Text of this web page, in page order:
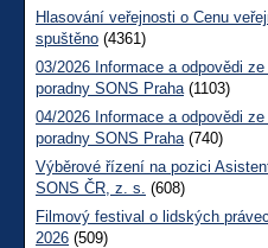
Hlasování veřejnosti o Cenu
spuštěno (4361)
03/2026 Informace a odpovědi
poradny SONS Praha (1103)
04/2026 Informace a odpovědi
poradny SONS Praha (740)
Výběrové řízení na pozici
SONS ČR, z. s. (608)
Filmový festival o lidských
2026 (509)